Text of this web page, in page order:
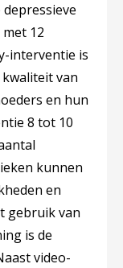
12
interventie is
van
en hun
8 tot 10
kunnen
en
gebruik van
is de
video-